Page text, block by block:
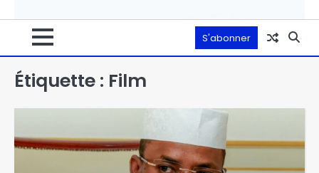
S'abonner
Étiquette : Film